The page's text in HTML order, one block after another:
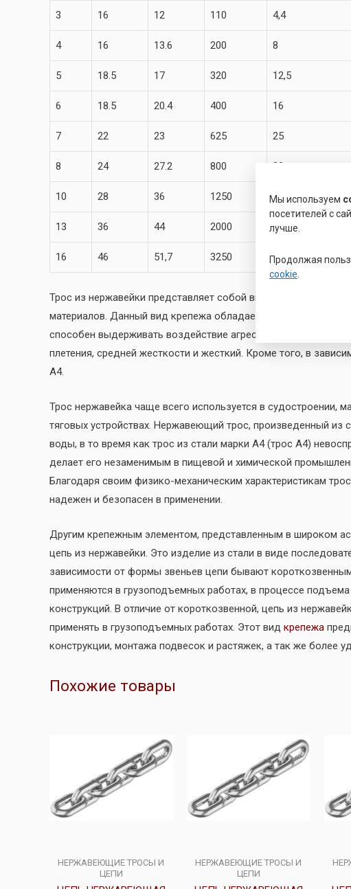
3 16 12 110 4,4
4 16 13.6 200 8
5 18.5 17 320 12,5
6 18.5 20.4 400 16
7 22 23 625 25
8 24 27.2 800 32
10 28 36 1250 50
13 36 44 2000 80
16 46 51,7 3250 130
Трос из нержавейки представляет собой витое или крученое
материалов. Данный вид крепежа обладает высокой
способен выдерживать воздействие агрессивных сред. Трос
плетения, средней жесткости и жесткий. Кроме того, в
А4.
Трос нержавейка чаще всего используется в судостроении,
тяговых устройствах. Нержавеющий трос, произведенный из
воды, в то время как трос из стали марки А4 (трос А4)
делает его незаменимым в пищевой и химической
Благодаря своим физико-механическим характеристикам
надежен и безопасен в применении.
Другим крепежным элементом, представленным в широком
цепь из нержавейки. Это изделие из стали в виде
зависимости от формы звеньев цепи бывают
применяются в грузоподъемных работах, в процессе
конструкций. В отличие от короткозвенной, цепь из
применять в грузоподъемных работах. Этот вид крепежа
конструкции, монтажа подвесок и растяжек, а так же более
Похожие товары
НЕРЖАВЕЮЩИЕ ТРОСЫ И
ЦЕПИ
НЕРЖАВЕЮЩИЕ ТРОСЫ И
ЦЕПИ
Мы используем
посетителей с
лучше.
Продолжая
cookie